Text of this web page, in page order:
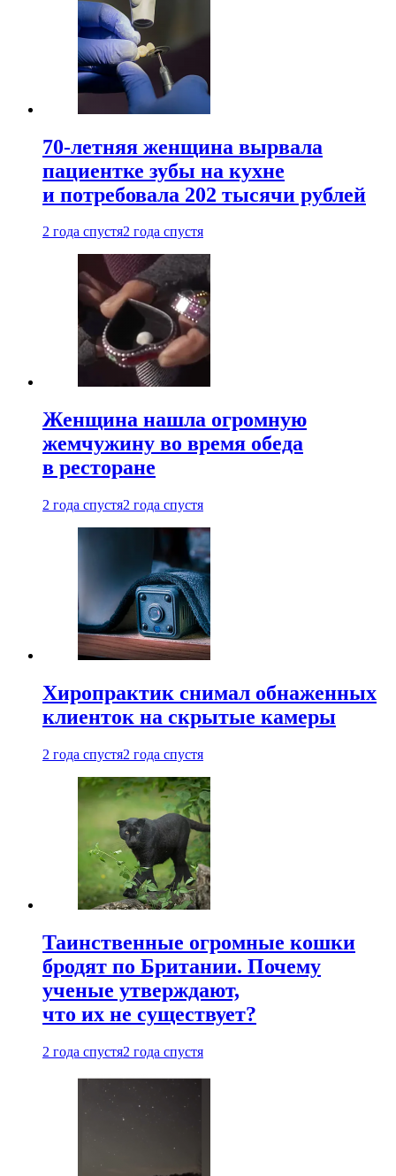
70-летняя женщина вырвала
пациентке зубы на кухне
и потребовала 202 тысячи рублей
2 года спустя2 года спустя
Женщина нашла огромную
жемчужину во время обеда
в ресторане
2 года спустя2 года спустя
Хиропрактик снимал обнаженных
клиенток на скрытые камеры
2 года спустя2 года спустя
Таинственные огромные кошки
бродят по Британии. Почему
ученые утверждают,
что их не существует?
2 года спустя2 года спустя